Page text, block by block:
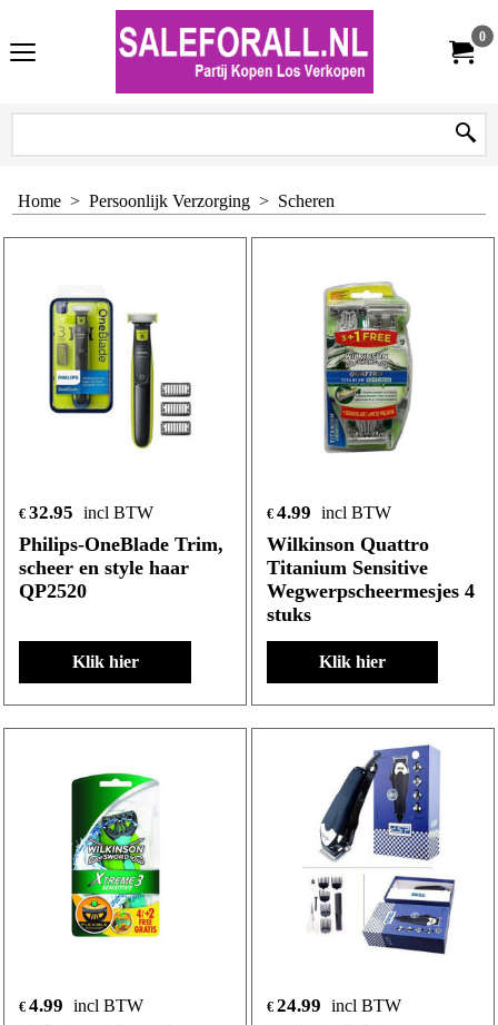
0
Home > Persoonlijk Verzorging > Scheren
€ 32.95 incl BTW
Philips-OneBlade Trim,
scheer en style haar
QP2520
Klik hier
€ 4.99 incl BTW
Wilkinson Quattro
Titanium Sensitive
Wegwerpscheermesjes 4
stuks
Klik hier
€ 4.99 incl BTW € 24.99 incl BTW